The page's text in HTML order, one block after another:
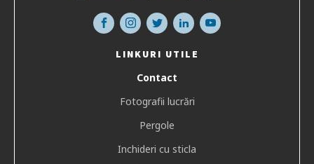
LINKURI UTILE
Contact
Fotografii lucrări
Pergole
Inchideri cu sticla